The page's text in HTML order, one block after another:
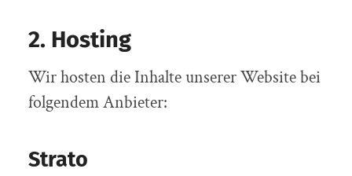
2. Hosting
Wir hosten die Inhalte unserer Website bei
folgendem Anbieter:
Strato